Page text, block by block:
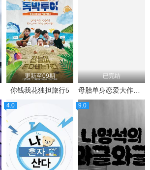
更新至09期
你钱我花独担旅行5
已完结
母胎单身恋爱大作战2（节目售后）
4.0 9.0